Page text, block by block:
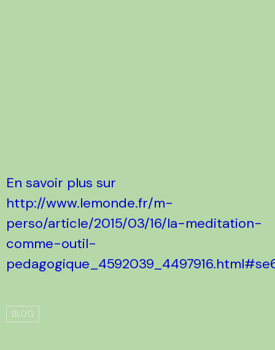
En savoir plus sur
http://www.lemonde.fr/m-
perso/article/2015/03/16/la-meditation-
comme-outil-
BLOG